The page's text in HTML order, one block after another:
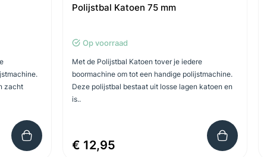
zacht
Polijstbal Katoen 75 mm
Op voorraad
Met de Polijstbal Katoen tover je iedere
boormachine om tot een handige polijstmachine.
Deze polijstbal bestaat uit losse lagen katoen en
is..
€ 12,95